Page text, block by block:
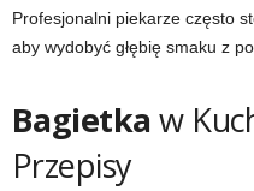
Profesjonalni piekarze często
aby wydobyć głębię smaku z
Bagietka w
Przepisy